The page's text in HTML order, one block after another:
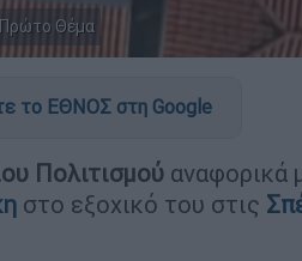
Θέμα
το ΕΘΝΟΣ στη Google
Πολιτισμού αναφορικά
στο εξοχικό του στις